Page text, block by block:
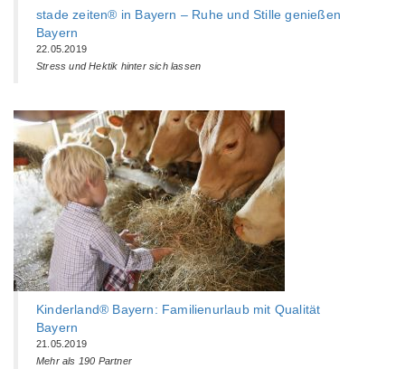
stade zeiten® in Bayern – Ruhe und Stille genießen
Bayern
22.05.2019
Stress und Hektik hinter sich lassen
Kinderland® Bayern: Familienurlaub mit Qualität
Bayern
21.05.2019
Mehr als 190 Partner